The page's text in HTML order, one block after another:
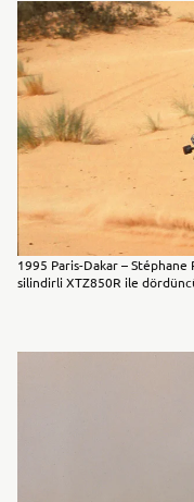
1995 Paris-Dakar – Stéphane
silindirli XTZ850R ile